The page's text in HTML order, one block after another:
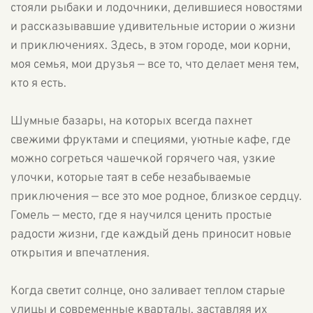
стояли рыбаки и лодочники, делившиеся новостями
и рассказывавшие удивительные истории о жизни
и приключениях. Здесь, в этом городе, мои корни,
моя семья, мои друзья — все то, что делает меня тем,
кто я есть.
Шумные базары, на которых всегда пахнет
свежими фруктами и специями, уютные кафе, где
можно согреться чашечкой горячего чая, узкие
улочки, которые таят в себе незабываемые
приключения — все это мое родное, близкое сердцу.
Гомель — место, где я научился ценить простые
радости жизни, где каждый день приносит новые
открытия и впечатления.
Когда светит солнце, оно заливает теплом старые